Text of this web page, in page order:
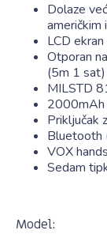
Dolaze
američkim
LCD ekran
Otporan
(5m 1 sat)
MILSTD
2000mAh
Priključak
Bluetooth
VOX
Sedam
Model: